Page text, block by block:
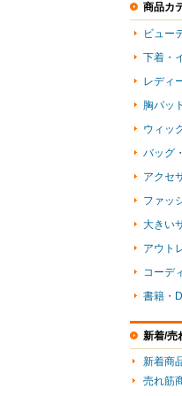
商品カ
ビュー
下着・
レディ
胸パッ
ウィッ
バッグ
アクセ
ファッ
大きい
アウト
コーデ
書籍・
新着/売
新着商
売れ筋